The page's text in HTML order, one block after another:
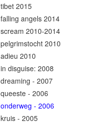
tibet 2015
falling angels 2014
scream 2010-2014
pelgrimstocht 2010
adieu 2010
in disguise: 2008
dreaming - 2007
queeste - 2006
onderweg - 2006
kruis - 2005